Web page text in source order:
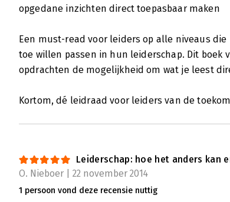
opgedane inzichten direct toepasbaar maken
Een must-read voor leiders op alle niveaus
toe willen passen in hun leiderschap. Dit boek
opdrachten de mogelijkheid om wat je leest
Kortom, dé leidraad voor leiders van de
Leiderschap: hoe het anders kan
O. Nieboer | 22 november 2014
1 persoon vond deze recensie nuttig